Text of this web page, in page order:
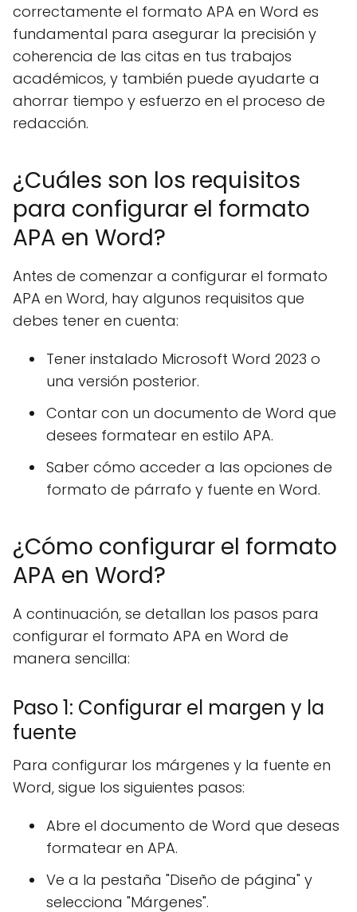
correctamente el formato APA en Word es
fundamental para asegurar la precisión y
coherencia de las citas en tus trabajos
académicos, y también puede ayudarte a
ahorrar tiempo y esfuerzo en el proceso de
redacción.
¿Cuáles son los requisitos
para configurar el formato
APA en Word?
Antes de comenzar a configurar el formato
APA en Word, hay algunos requisitos que
debes tener en cuenta:
Tener instalado Microsoft Word 2023 o
una versión posterior.
Contar con un documento de Word que
desees formatear en estilo APA.
Saber cómo acceder a las opciones de
formato de párrafo y fuente en Word.
¿Cómo configurar el formato
APA en Word?
A continuación, se detallan los pasos para
configurar el formato APA en Word de
manera sencilla:
Paso 1: Configurar el margen y la
fuente
Para configurar los márgenes y la fuente en
Word, sigue los siguientes pasos:
Abre el documento de Word que deseas
formatear en APA.
Ve a la pestaña "Diseño de página" y
selecciona "Márgenes".